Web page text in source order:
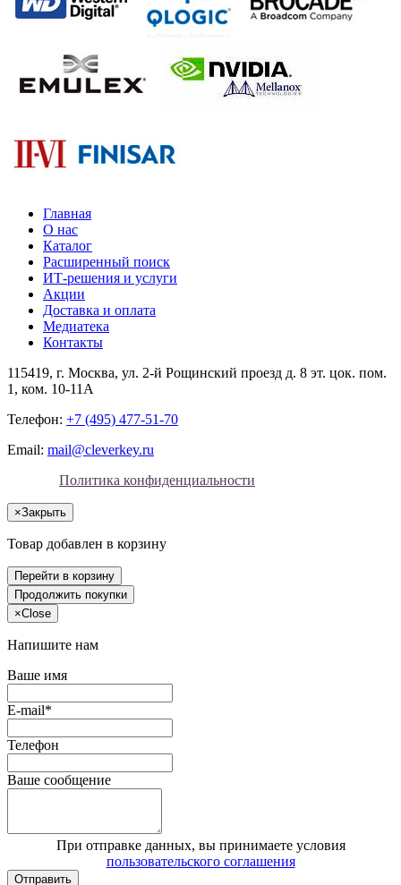
Главная
О нас
Каталог
Расширенный поиск
ИТ-решения и услуги
Акции
Доставка и оплата
Медиатека
Контакты
115419, г. Москва, ул. 2-й Рощинский проезд д. 8 эт. цок. пом.
1, ком. 10-11А
Телефон: +7 (495) 477-51-70
Email: mail@cleverkey.ru
Политика конфиденциальности
×Закрыть
Товар добавлен в корзину
Перейти в корзину
Продолжить покупки
×Close
Напишите нам
Ваше имя
E-mail*
Телефон
Ваше сообщение
При отправке данных, вы принимаете условия
пользовательского соглашения
Отправить